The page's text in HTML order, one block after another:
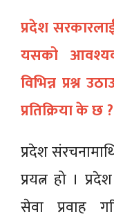
प्रदेश
यसको
विभिन्न प्रश्न
प्रतिक्रिया के छ ?
प्रदेश
प्रयत्न हो ।
सेवा प्रवाह